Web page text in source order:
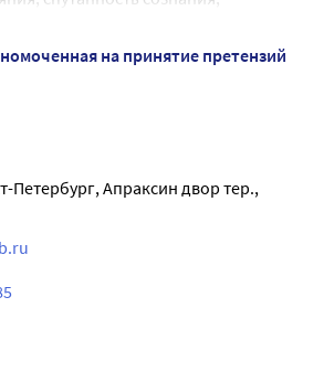
передозировке -
при случайном приеме внутрь
на принятие претензий
Петербург, Апраксин двор тер.,